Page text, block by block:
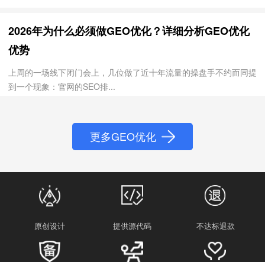
2026年为什么必须做GEO优化？详细分析GEO优化
优势
上周的一场线下闭门会上，几位做了近十年流量的操盘手不约而同提
到一个现象：官网的SEO排...
更多GEO优化
原创设计 提供源代码 不达标退款